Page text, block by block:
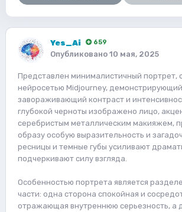
Yes_Ai 659
Опубликовано 10 мая, 2025
Представлен минималистичный портрет,
нейросетью Midjourney, демонстрирующий
завораживающий контраст и
глубокой черноты изображено лицо,
серебристым металлическим макияжем,
образу особую выразительность и
ресницы и темные губы усиливают
подчеркивают силу взгляда.
Особенностью портрета является
части: одна сторона спокойная и
отражающая внутреннюю серьезность, а